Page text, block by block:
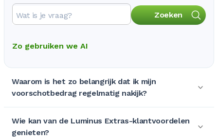
Zoeken
Zo gebruiken we AI
Waarom is het zo belangrijk dat ik mijn
voorschotbedrag regelmatig nakijk?
Wie kan van de Luminus Extras-klantvoordelen
genieten?